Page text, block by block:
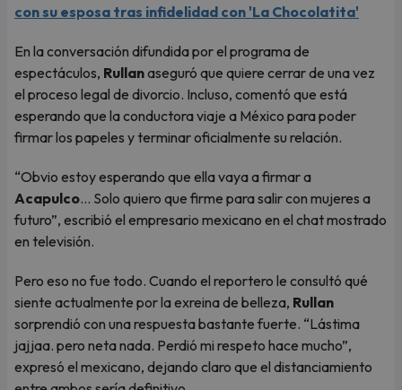
con su esposa tras infidelidad con 'La Chocolatita'
En la conversación difundida por el programa de
espectáculos, Rullanaseguró que quiere cerrar de una vez
el proceso legal de divorcio. Incluso, comentó que está
esperando que la conductora viaje a México para poder
firmar los papeles y terminar oficialmente su relación.
“Obvio estoy esperando que ella vaya a firmar a
Acapulco... Solo quiero que firme para salir con mujeres a
futuro”, escribió el empresario mexicano en el chat mostrado
en televisión.
Pero eso no fue todo. Cuando el reportero le consultó qué
siente actualmente por la exreina de belleza, Rullan
sorprendió con una respuesta bastante fuerte. “Lástima
jajjaa. pero neta nada. Perdió mi respeto hace mucho”,
expresó el mexicano, dejando claro que el distanciamiento